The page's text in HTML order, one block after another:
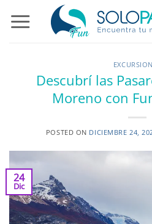
Descubrí las
Moreno con
POSTED ON DICIEMBRE 24,
24
Dic